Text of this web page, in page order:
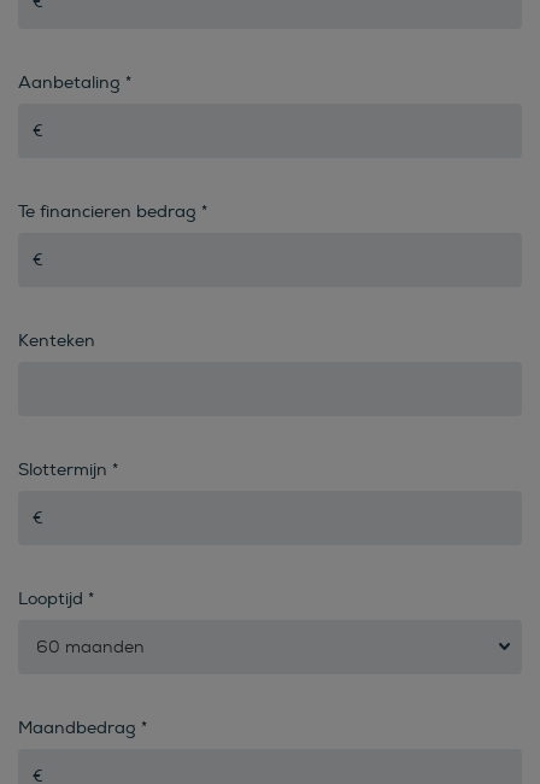
Aanbetaling *
Te financieren bedrag *
Kenteken
Slottermijn *
Looptijd *
60 maanden
Maandbedrag *